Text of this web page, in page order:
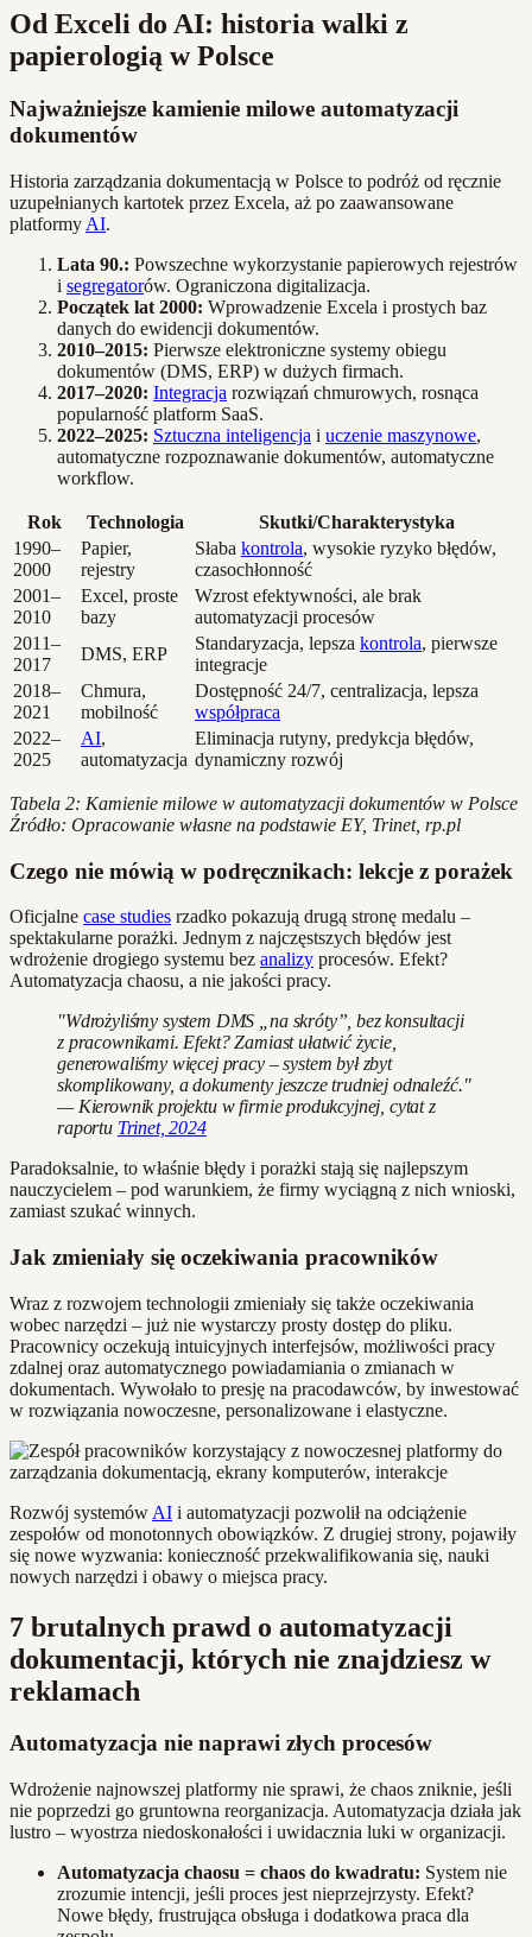
Od Exceli do AI: historia walki z
papierologią w Polsce
Najważniejsze kamienie milowe automatyzacji
dokumentów
Historia zarządzania dokumentacją w Polsce to podróż od ręcznie
uzupełnianych kartotek przez Excela, aż po zaawansowane
platformy AI.
Lata 90.: Powszechne wykorzystanie papierowych rejestrów
i segregatorów. Ograniczona digitalizacja.
Początek lat 2000: Wprowadzenie Excela i prostych baz
danych do ewidencji dokumentów.
2010–2015: Pierwsze elektroniczne systemy obiegu
dokumentów (DMS, ERP) w dużych firmach.
2017–2020: Integracja rozwiązań chmurowych, rosnąca
popularność platform SaaS.
2022–2025: Sztuczna inteligencja i uczenie maszynowe,
automatyczne rozpoznawanie dokumentów, automatyczne
workflow.
Rok Technologia
Skutki/Charakterystyka
1990–
2000
Papier,
rejestry
Słaba kontrola, wysokie ryzyko błędów,
czasochłonność
2001–
2010
Excel, proste
bazy
Wzrost efektywności, ale brak
automatyzacji procesów
2011–
2017
DMS, ERP
Standaryzacja, lepsza kontrola, pierwsze
integracje
2018–
2021
Chmura,
mobilność
Dostępność 24/7, centralizacja, lepsza
współpraca
2022–
2025
AI,
automatyzacja
Eliminacja rutyny, predykcja błędów,
dynamiczny rozwój
Tabela 2: Kamienie milowe w automatyzacji dokumentów w Polsce
Źródło: Opracowanie własne na podstawie EY, Trinet, rp.pl
Czego nie mówią w podręcznikach: lekcje z porażek
Oficjalne case studies rzadko pokazują drugą stronę medalu –
spektakularne porażki. Jednym z najczęstszych błędów jest
wdrożenie drogiego systemu bez analizy procesów. Efekt?
Automatyzacja chaosu, a nie jakości pracy.
"Wdrożyliśmy system DMS „na skróty”, bez konsultacji
z pracownikami. Efekt? Zamiast ułatwić życie,
generowaliśmy więcej pracy – system był zbyt
skomplikowany, a dokumenty jeszcze trudniej odnaleźć."
— Kierownik projektu w firmie produkcyjnej, cytat z
raportu Trinet, 2024
Paradoksalnie, to właśnie błędy i porażki stają się najlepszym
nauczycielem – pod warunkiem, że firmy wyciągną z nich wnioski,
zamiast szukać winnych.
Jak zmieniały się oczekiwania pracowników
Wraz z rozwojem technologii zmieniały się także oczekiwania
wobec narzędzi – już nie wystarczy prosty dostęp do pliku.
Pracownicy oczekują intuicyjnych interfejsów, możliwości pracy
zdalnej oraz automatycznego powiadamiania o zmianach w
dokumentach. Wywołało to presję na pracodawców, by inwestować
w rozwiązania nowoczesne, personalizowane i elastyczne.
Rozwój systemów AI i automatyzacji pozwolił na odciążenie
zespołów od monotonnych obowiązków. Z drugiej strony, pojawiły
się nowe wyzwania: konieczność przekwalifikowania się, nauki
nowych narzędzi i obawy o miejsca pracy.
7 brutalnych prawd o automatyzacji
dokumentacji, których nie znajdziesz w
reklamach
Automatyzacja nie naprawi złych procesów
Wdrożenie najnowszej platformy nie sprawi, że chaos zniknie, jeśli
nie poprzedzi go gruntowna reorganizacja. Automatyzacja działa jak
lustro – wyostrza niedoskonałości i uwidacznia luki w organizacji.
Automatyzacja chaosu = chaos do kwadratu: System nie
zrozumie intencji, jeśli proces jest nieprzejrzysty. Efekt?
Nowe błędy, frustrująca obsługa i dodatkowa praca dla